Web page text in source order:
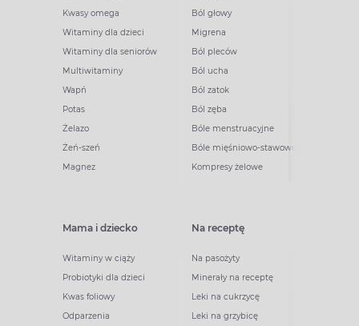
Kwasy omega
Witaminy dla dzieci
Witaminy dla seniorów
Multiwitaminy
Wapń
Potas
Żelazo
Żeń-szeń
Magnez
Ból głowy
Migrena
Ból pleców
Ból ucha
Ból zatok
Ból zęba
Bóle menstruacyjne
Bóle mięśniowo-stawowe
Kompresy żelowe
Mama i dziecko
Witaminy w ciąży
Probiotyki dla dzieci
Kwas foliowy
Odparzenia
Na receptę
Na pasożyty
Minerały na receptę
Leki na cukrzycę
Leki na grzybicę